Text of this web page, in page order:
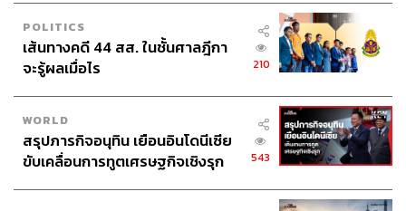
POLITICS
เส้นทางคดี 44 สส. ในชั้นศาลฎีกา
จะรู้ผลเมื่อไร
210
WORLD
สรุปภารกิจอนุทิน เยือนอินโดนีเซีย
ขับเคลื่อนการทูตเศรษฐกิจเชิงรุก
543